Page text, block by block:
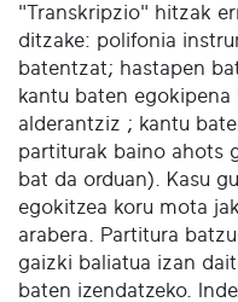
"Transkripzio" hitzak
ditzake: polifonia
batentzat; hastapen
kantu baten
alderantziz ; kantu
partiturak baino ahots
bat da orduan). Kasu
egokitzea koru mota
arabera. Partitura
gaizki baliatua izan
baten izendatzeko.